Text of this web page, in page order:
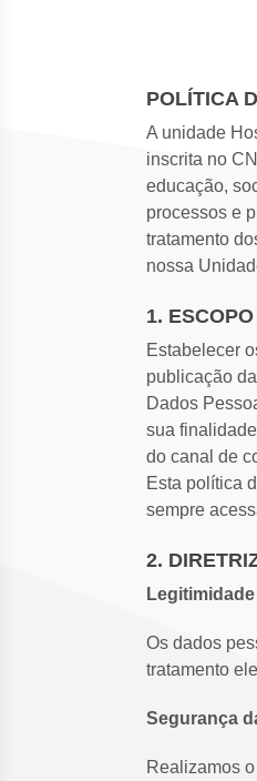
POLÍTICA
A unidade
inscrita no
educação,
processos e
tratamento
nossa
1. ESCOPO
Estabelecer
publicação
Dados
sua
do canal de
Esta política
sempre
2.
Os dados
tratamento
Segurança
Realizamos